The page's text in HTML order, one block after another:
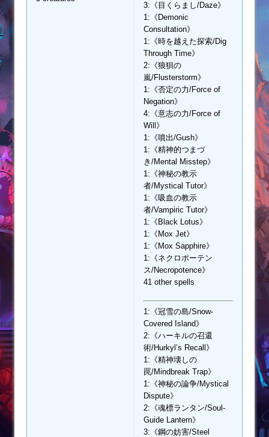
3:《目くらまし/Daze》
1:《Demonic
Consultation》
1:《時を越えた探索/Dig
Through Time》
2:《狼狽の
嵐/Flusterstorm》
1:《否定の力/Force of
Negation》
4:《意志の力/Force of
Will》
1:《噴出/Gush》
1:《精神的つまづ
き/Mental Misstep》
1:《神秘の教示
者/Mystical Tutor》
1:《吸血の教示
者/Vampiric Tutor》
1:《Black Lotus》
1:《Mox Jet》
1:《Mox Sapphire》
1:《ネクロポーテン
ス/Necropotence》
41 other spells
1:《冠雪の島/Snow-
Covered Island》
2:《ハーキルの召還
術/Hurkyl’s Recall》
1:《精神壊しの
罠/Mindbreak Trap》
1:《神秘の論争/Mystical
Dispute》
2:《魂標ランタン/Soul-
Guide Lantern》
3:《鋼の妨害/Steel